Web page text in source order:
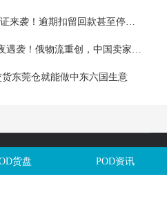
袭！逾期扣留回款甚至停用账户
俄物流重创，中国卖家旺季备货踩雷
东莞仓就能做中东六国生意
Reserved. 闽ICP备2025106563号
货盘 POD资讯